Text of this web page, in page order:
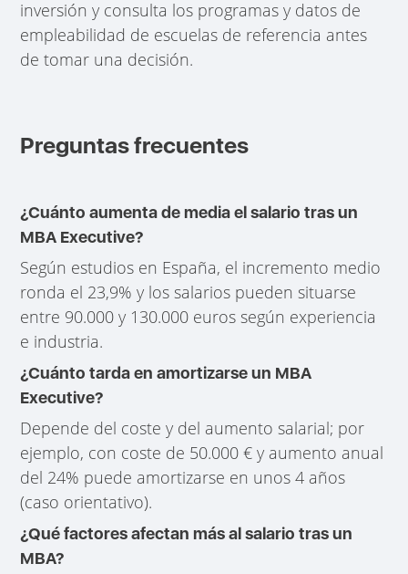
inversión y consulta los programas y datos de
empleabilidad de escuelas de referencia antes
de tomar una decisión.
Preguntas frecuentes
¿Cuánto aumenta de media el salario tras un
MBA Executive?
Según estudios en España, el incremento medio
ronda el 23,9% y los salarios pueden situarse
entre 90.000 y 130.000 euros según experiencia
e industria.
¿Cuánto tarda en amortizarse un MBA
Executive?
Depende del coste y del aumento salarial; por
ejemplo, con coste de 50.000 € y aumento anual
del 24% puede amortizarse en unos 4 años
(caso orientativo).
¿Qué factores afectan más al salario tras un
MBA?